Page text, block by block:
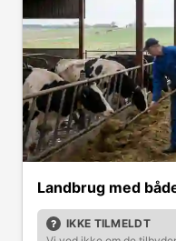
Landbrug med
IKKE TILMELDT